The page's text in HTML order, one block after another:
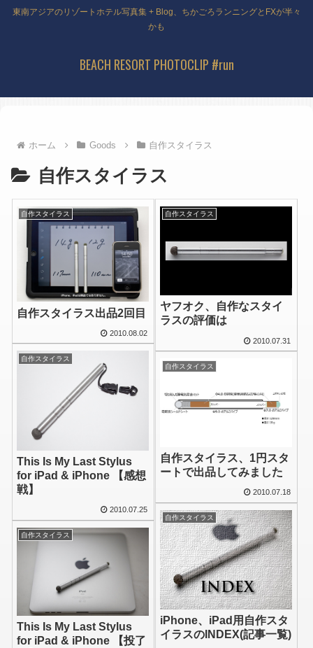
東南アジアのリゾートホテル写真集 + Blog、ちかごろランニングとFXが半々
かも
BEACH RESORT PHOTOCLIP #run
ホーム Goods 自作スタイラス
自作スタイラス
自作スタイラス
自作スタイラス出品2回目
2010.08.02
自作スタイラス
ヤフオク、自作なスタイ
ラスの評価は
2010.07.31
自作スタイラス
This Is My Last Stylus
for iPad & iPhone 【感想
戦】
2010.07.25
自作スタイラス
自作スタイラス、1円スタ
ートで出品してみました
2010.07.18
自作スタイラス
iPhone、iPad用自作スタ
イラスのINDEX(記事一覧)
自作スタイラス
This Is My Last Stylus
for iPad & iPhone 【投了